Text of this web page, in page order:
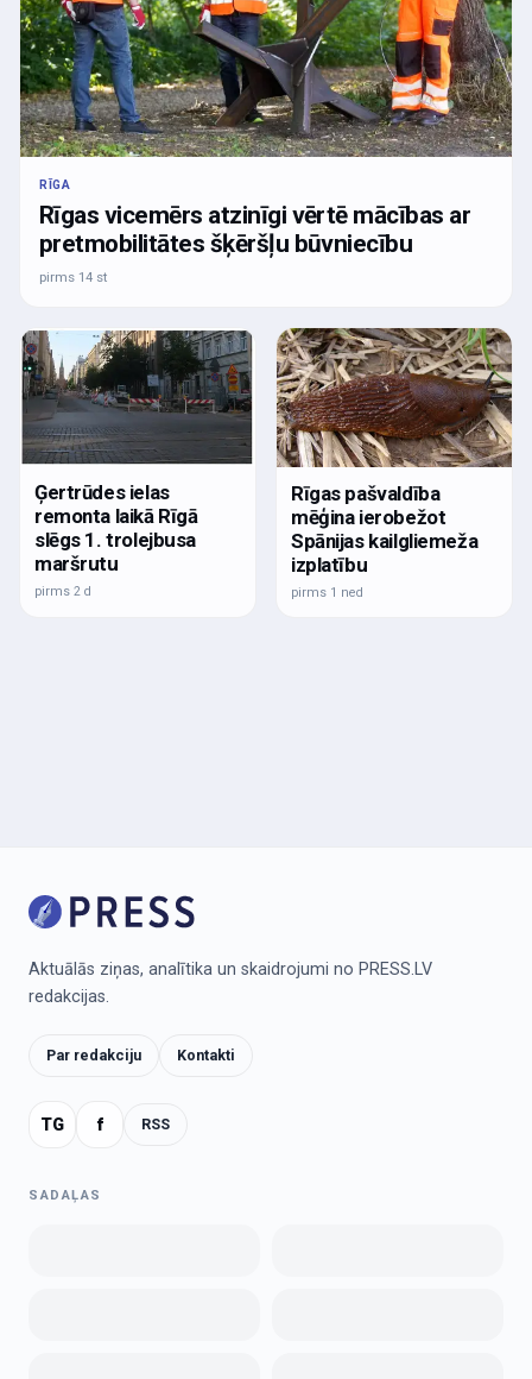
RĪGA
Rīgas vicemērs atzinīgi vērtē mācības ar
pretmobilitātes šķēršļu būvniecību
pirms 14 st
Ģertrūdes ielas
remonta laikā Rīgā
slēgs 1. trolejbusa
maršrutu
pirms 2 d
Rīgas pašvaldība
mēģina ierobežot
Spānijas kailgliemeža
izplatību
pirms 1 ned
Aktuālās ziņas, analītika un skaidrojumi no PRESS.LV
redakcijas.
Par redakciju Kontakti
TG f RSS
SADAĻAS